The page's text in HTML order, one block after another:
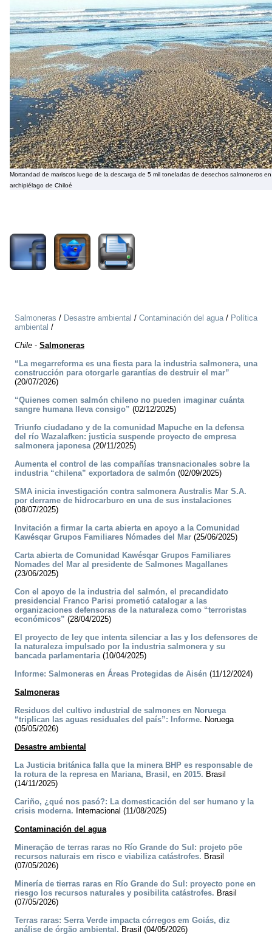
Mortandad de mariscos luego de la descarga de 5 mil toneladas de desechos salmoneros
archipiélago de Chiloé
Salmoneras / Desastre ambiental / Contaminación del agua/ Política
ambiental /
Chile - Salmoneras
“La megarreforma es una fiesta para la industria salmonera, una
construcción para otorgarle garantías de destruir el mar”
(20/07/2026)
“Quienes comen salmón chileno no pueden imaginar cuánta
sangre humana lleva consigo” (02/12/2025)
Triunfo ciudadano y de la comunidad Mapuche en la defensa
del río Wazalafken: justicia suspende proyecto de empresa
salmonera japonesa(20/11/2025)
Aumenta el control de las compañías transnacionales sobre la
industria “chilena” exportadora de salmón (02/09/2025)
SMA inicia investigación contra salmonera Australis Mar S.A.
por derrame de hidrocarburo en una de sus instalaciones
(08/07/2025)
Invitación a firmar la carta abierta en apoyo a la Comunidad
Kawésqar Grupos Familiares Nómades del Mar (25/06/2025)
Carta abierta de Comunidad Kawésqar Grupos Familiares
Nomades del Mar al presidente de Salmones Magallanes
(23/06/2025)
Con el apoyo de la industria del salmón, el precandidato
presidencial Franco Parisi prometió catalogar a las
organizaciones defensoras de la naturaleza como “terroristas
económicos” (28/04/2025)
El proyecto de ley que intenta silenciar a las y los defensores de
la naturaleza impulsado por la industria salmonera y su
bancada parlamentaria(10/04/2025)
Informe: Salmoneras en Áreas Protegidas de Aisén (11/12/2024)
Salmoneras
Residuos del cultivo industrial de salmones en Noruega
“triplican las aguas residuales del país”: Informe. Noruega
(05/05/2026)
Desastre ambiental
La Justicia británica falla que la minera BHP es responsable de
la rotura de la represa en Mariana, Brasil, en 2015. Brasil
(14/11/2025)
Cariño, ¿qué nos pasó?: La domesticación del ser humano y la
crisis moderna. Internacional (11/08/2025)
Contaminación del agua
Mineração de terras raras no Río Grande do Sul: projeto põe
recursos naturais em risco e viabiliza catástrofes. Brasil
(07/05/2026)
Minería de tierras raras en Río Grande do Sul: proyecto pone en
riesgo los recursos naturales y posibilita catástrofes. Brasil
(07/05/2026)
Terras raras: Serra Verde impacta córregos em Goiás, diz
análise de órgão ambiental. Brasil (04/05/2026)